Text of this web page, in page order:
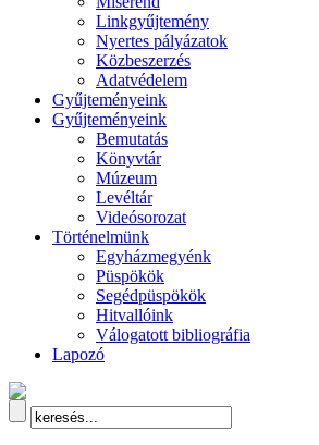
Linkgyűjtemény
Nyertes pályázatok
Közbeszerzés
Adatvédelem
Gyűjteményeink
Gyűjteményeink
Bemutatás
Könyvtár
Múzeum
Levéltár
Videósorozat
Történelmünk
Egyházmegyénk
Püspökök
Segédpüspökök
Hitvallóink
Válogatott bibliográfia
Lapozó